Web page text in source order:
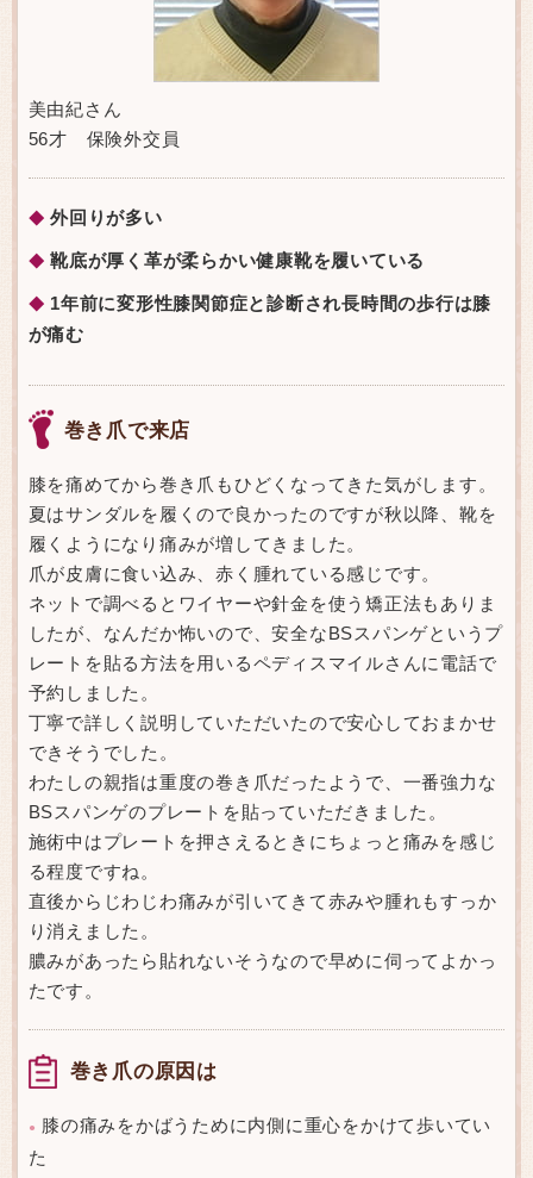
美由紀さん
56才 保険外交員
◆ 外回りが多い
◆ 靴底が厚く革が柔らかい健康靴を履いている
◆ 1年前に変形性膝関節症と診断され長時間の歩行は膝
が痛む
巻き爪で来店
膝を痛めてから巻き爪もひどくなってきた気がします。
夏はサンダルを履くので良かったのですが秋以降、靴を
履くようになり痛みが増してきました。
爪が皮膚に食い込み、赤く腫れている感じです。
ネットで調べるとワイヤーや針金を使う矯正法もありま
したが、なんだか怖いので、安全なBSスパンゲというプ
レートを貼る方法を用いるペディスマイルさんに電話で
予約しました。
丁寧で詳しく説明していただいたので安心しておまかせ
できそうでした。
わたしの親指は重度の巻き爪だったようで、一番強力な
BSスパンゲのプレートを貼っていただきました。
施術中はプレートを押さえるときにちょっと痛みを感じ
る程度ですね。
直後からじわじわ痛みが引いてきて赤みや腫れもすっか
り消えました。
膿みがあったら貼れないそうなので早めに伺ってよかっ
たです。
巻き爪の原因は
●
膝の痛みをかばうために内側に重心をかけて歩いてい
た